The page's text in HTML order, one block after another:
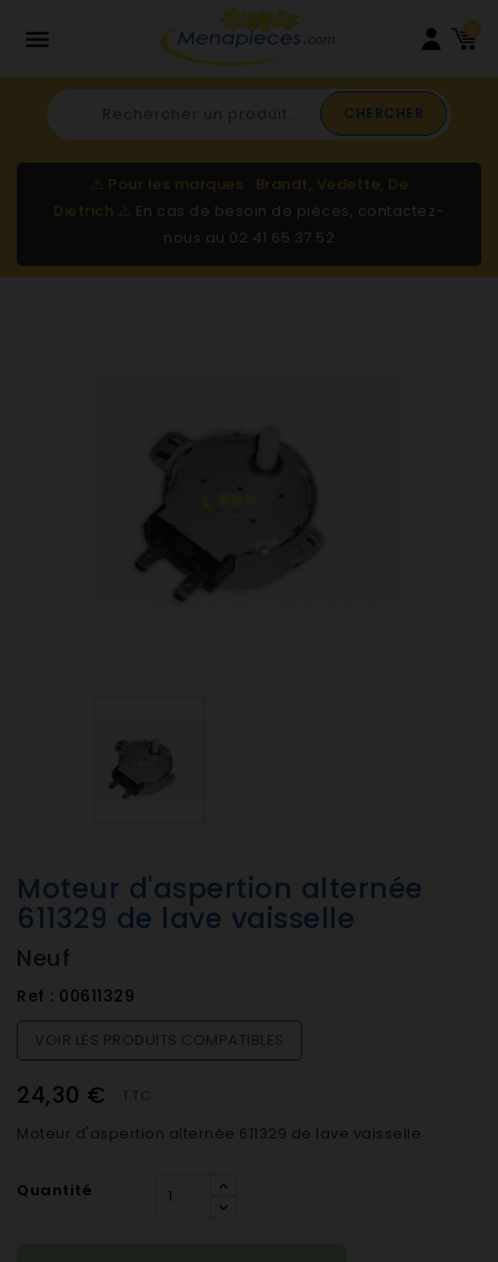
 0
CHERCHER
⚠️ Pour les marques : Brandt, Vedette, De
Dietrich ⚠️ En cas de besoin de pièces, contactez-
nous au 02 41 65 37 52
Moteur d'aspertion alternée
611329 de lave vaisselle
Neuf
Ref : 00611329
VOIR LES PRODUITS COMPATIBLES
24,30 €
Moteur d'aspertion alternée 611329 de lave vaisselle
Quantité